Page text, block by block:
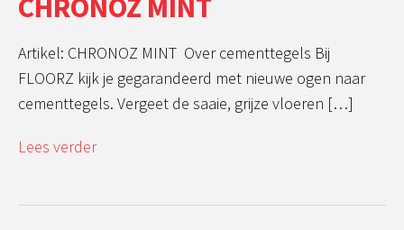
Artikel: CHRONOZ MINT Over cementtegels Bij
FLOORZ kijk je gegarandeerd met nieuwe ogen naar
cementtegels. Vergeet de saaie, grijze vloeren […]
Lees verder